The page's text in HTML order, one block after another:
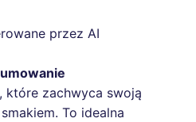
przez AI
które zachwyca swoją
To idealna